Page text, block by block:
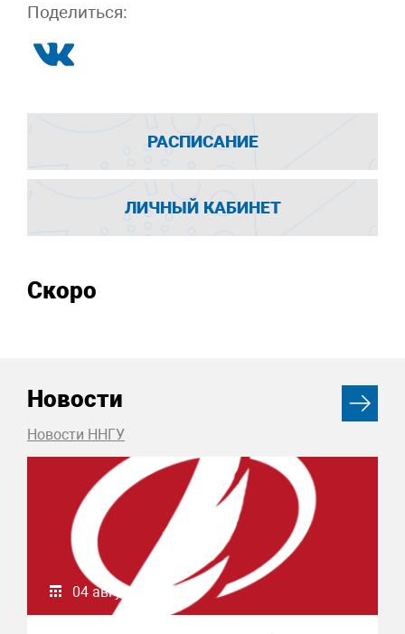
Поделиться:
РАСПИСАНИЕ
ЛИЧНЫЙ КАБИНЕТ
Скоро
Новости
Новости ННГУ
04 августа 2026